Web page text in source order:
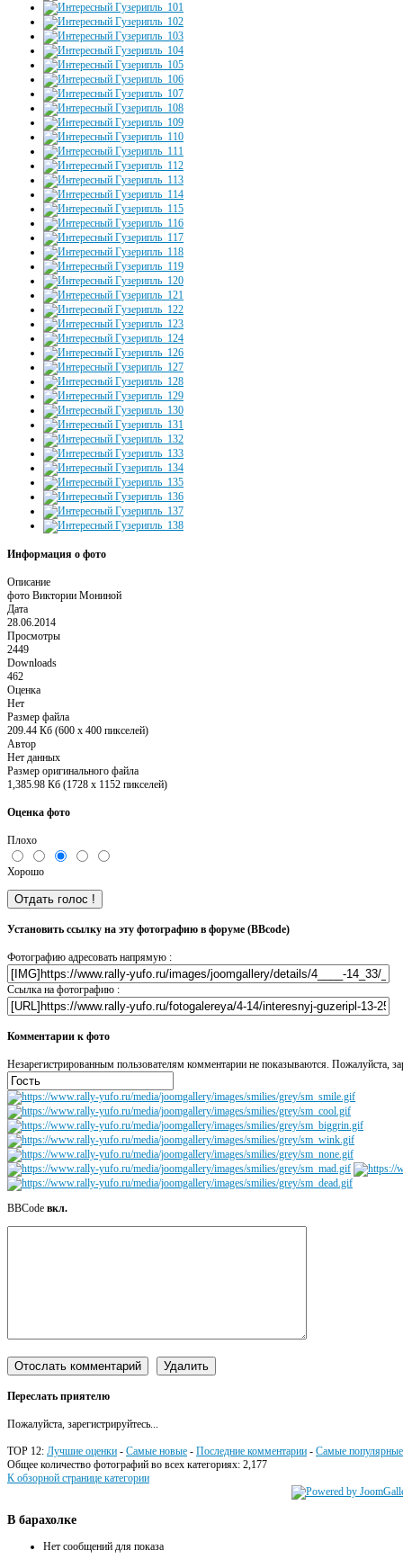
Информация о фото
Описание
фото Виктории Мониной
Дата
28.06.2014
Просмотры
2449
Downloads
462
Оценка
Нет
Размер файла
209.44 Кб (600 x 400 пикселей)
Автор
Нет данных
Размер оригинального файла
1,385.98 Кб (1728 x 1152 пикселей)
Оценка фото
Плохо
Хорошо
Установить ссылку на эту фотографию в форуме (BBcode)
Фотографию адресовать напрямую :
Ссылка на фотографию :
Комментарии к фото
Незарегистрированным пользователям комментарии не показываются. Пожалуйста,
BBCode вкл.
Переслать приятелю
Пожалуйста, зарегистрируйтесь...
TOP 12: Лучшие оценки - Самые новые - Последние комментарии - Самые популярные
Общее количество фотографий во всех категориях: 2,177
К обзорной странице категории
В барахолке
Нет сообщений для показа